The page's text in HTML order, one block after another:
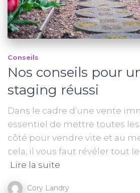
Conseils
Nos conseils pour
staging réussi
Dans le cadre d’une vente
essentiel de mettre toutes
côté pour vendre vite et au
cela, il vous faut révéler tout
Lire la suite
Cory Landry